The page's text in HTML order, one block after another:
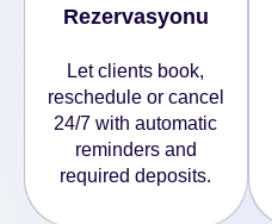
Rezervasyonu
Let clients book,
reschedule or cancel
24/7 with automatic
reminders and
required deposits.